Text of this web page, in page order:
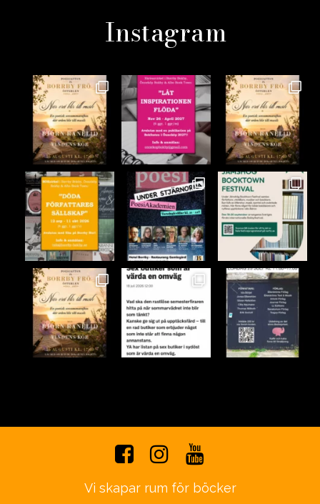
Instagram
Vi skapar rum för böcker